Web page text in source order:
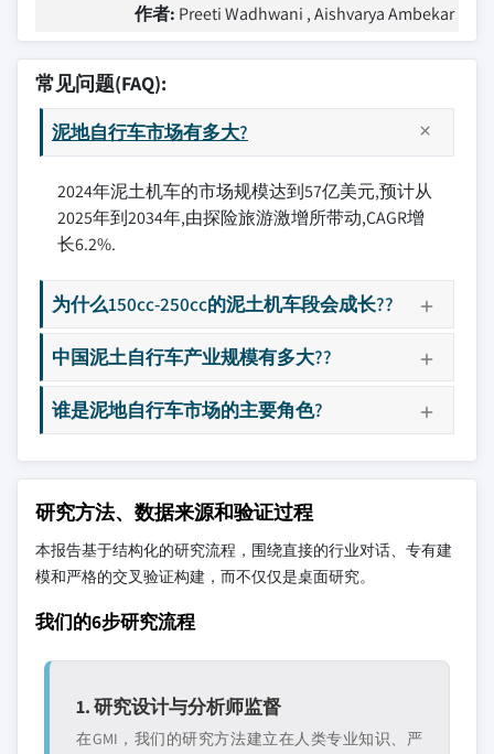
作者: Preeti Wadhwani , Aishvarya Ambekar
常见问题(FAQ):
泥地自行车市场有多大?
2024年泥土机车的市场规模达到57亿美元,预计从
2025年到2034年,由探险旅游激增所带动,CAGR增
长6.2%.
为什么150cc-250cc的泥土机车段会成长??
中国泥土自行车产业规模有多大??
谁是泥地自行车市场的主要角色?
研究方法、数据来源和验证过程
本报告基于结构化的研究流程，围绕直接的行业对话、专有建
模和严格的交叉验证构建，而不仅仅是桌面研究。
我们的6步研究流程
1. 研究设计与分析师监督
在GMI，我们的研究方法建立在人类专业知识、严